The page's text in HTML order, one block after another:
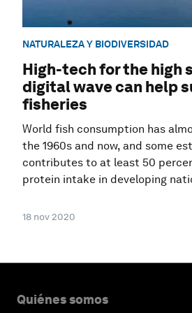
NATURALEZA Y BIODIVERSIDAD
High-tech for the high
digital wave can help
fisheries
World fish consumption has
the 1960s and now, and some
contributes to at least 50
protein intake in developing
18 nov 2020
Quiénes somos